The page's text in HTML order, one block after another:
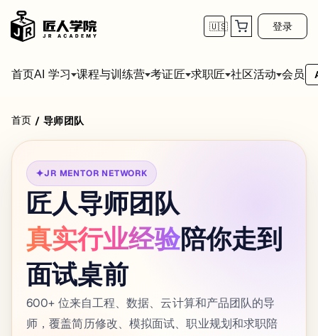
🇺🇸 登录
首页AI 学习 课程与训练营 考证匠 求职匠 社区活动 会员
首页 / 导师团队
✦JR MENTOR NETWORK
匠人导师团队
真实行业经验陪你走到
面试桌前
600+ 位来自工程、数据、云计算和产品团队的导
师，覆盖简历修改、模拟面试、职业规划和求职陪